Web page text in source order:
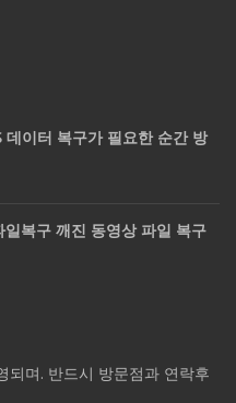
이터 복구가 필요한 순간 방
복구 깨진 동영상 파일 복구
되며. 반드시 방문점과 연락후